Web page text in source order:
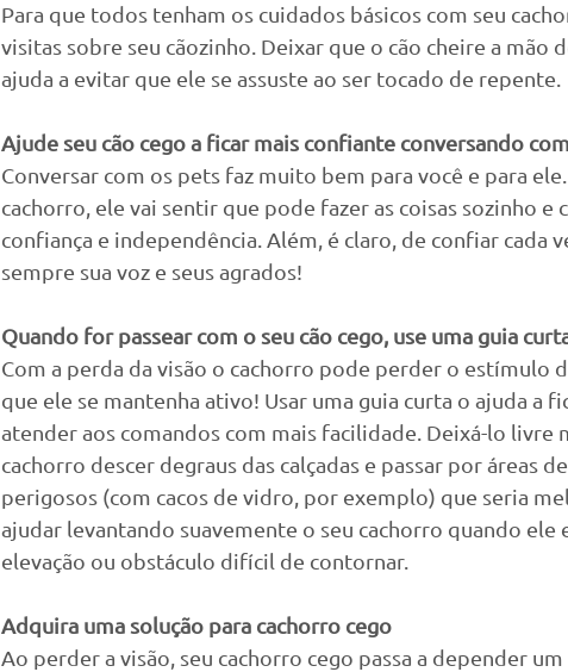
Para que todos tenham os cuidados básicos com seu
visitas sobre seu cãozinho. Deixar que o cão cheire a mão
ajuda a evitar que ele se assuste ao ser tocado de repente.
Ajude seu cão cego a ficar mais confiante conversando
Conversar com os pets faz muito bem para você e para
cachorro, ele vai sentir que pode fazer as coisas sozinho e
confiança e independência. Além, é claro, de confiar cada
sempre sua voz e seus agrados!
Quando for passear com o seu cão cego, use uma guia
Com a perda da visão o cachorro pode perder o estímulo
que ele se mantenha ativo! Usar uma guia curta o ajuda
atender aos comandos com mais facilidade. Deixá-lo livre
cachorro descer degraus das calçadas e passar por áreas
perigosos (com cacos de vidro, por exemplo) que seria
ajudar levantando suavemente o seu cachorro quando
elevação ou obstáculo difícil de contornar.
Adquira uma solução para cachorro cego
Ao perder a visão, seu cachorro cego passa a depender